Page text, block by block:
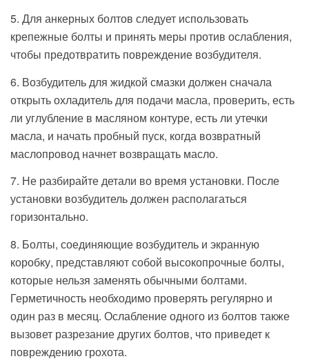
5. Для анкерных болтов следует использовать
крепежные болты и принять меры против ослабления,
чтобы предотвратить повреждение возбудителя.
6. Возбудитель для жидкой смазки должен сначала
открыть охладитель для подачи масла, проверить, есть
ли углубление в масляном контуре, есть ли утечки
масла, и начать пробный пуск, когда возвратный
маслопровод начнет возвращать масло.
7. Не разбирайте детали во время установки. После
установки возбудитель должен располагаться
горизонтально.
8. Болты, соединяющие возбудитель и экранную
коробку, представляют собой высокопрочные болты,
которые нельзя заменять обычными болтами.
Герметичность необходимо проверять регулярно и
один раз в месяц. Ослабление одного из болтов также
вызовет разрезание других болтов, что приведет к
повреждению грохота.